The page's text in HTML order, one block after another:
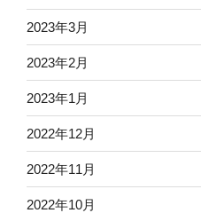
2023年3月
2023年2月
2023年1月
2022年12月
2022年11月
2022年10月